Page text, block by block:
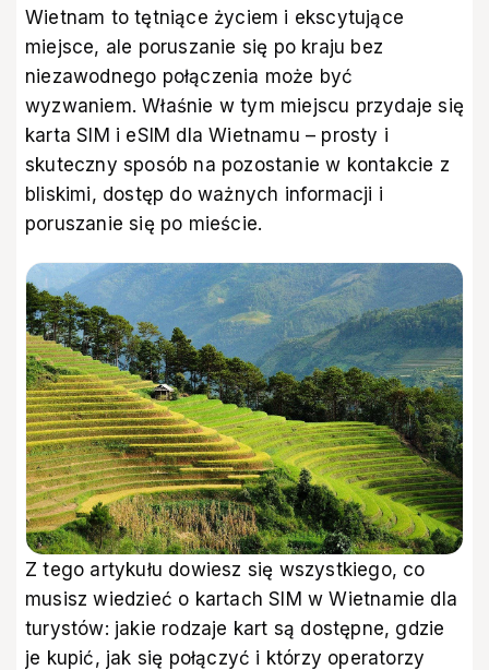
Wietnam to tętniące życiem i ekscytujące
miejsce, ale poruszanie się po kraju bez
niezawodnego połączenia może być
wyzwaniem. Właśnie w tym miejscu przydaje się
karta SIM i eSIM dla Wietnamu – prosty i
skuteczny sposób na pozostanie w kontakcie z
bliskimi, dostęp do ważnych informacji i
poruszanie się po mieście.
Z tego artykułu dowiesz się wszystkiego, co
musisz wiedzieć o kartach SIM w Wietnamie dla
turystów: jakie rodzaje kart są dostępne, gdzie
je kupić, jak się połączyć i którzy operatorzy